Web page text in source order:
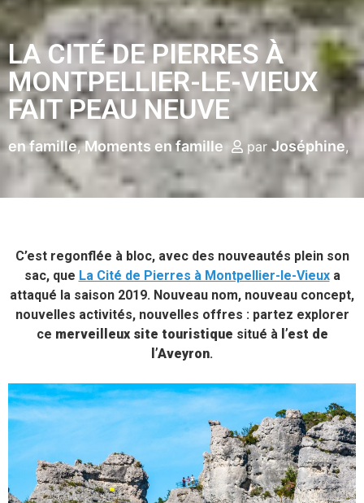
LA CITÉ DE PIERRES À
MONTPELLIER-LE-VIEUX
FAIT PEAU NEUVE
en famille Moments en famille par Joséphine
C’est regonflée à bloc, avec des nouveautés plein son
sac, que La Cité de Pierres à Montpellier-le-Vieuxa
attaqué la saison 2019. Nouveau nom, nouveau concept,
nouvelles activités, nouvelles offres : partez explorer
ce merveilleux site touristique situé à l’est de
l’Aveyron.